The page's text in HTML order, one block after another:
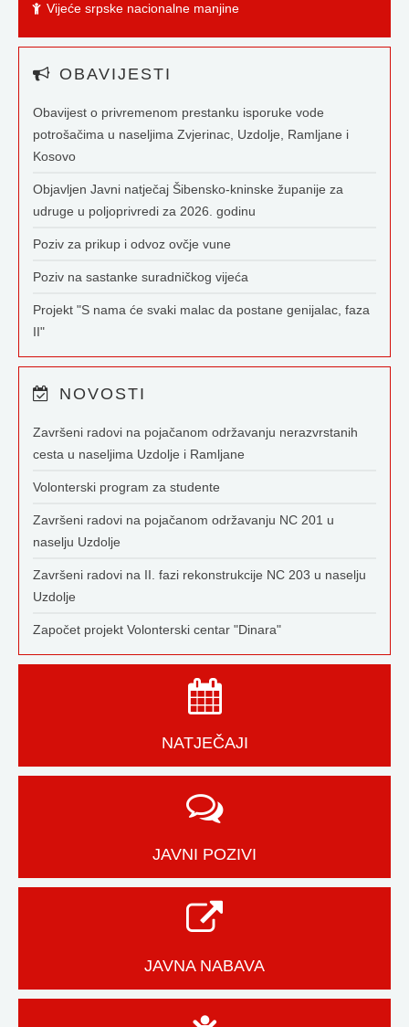
Vijeće srpske nacionalne manjine
OBAVIJESTI
Obavijest o privremenom prestanku isporuke vode
potrošačima u naseljima Zvjerinac, Uzdolje, Ramljane i
Kosovo
Objavljen Javni natječaj Šibensko-kninske županije za
udruge u poljoprivredi za 2026. godinu
Poziv za prikup i odvoz ovčje vune
Poziv na sastanke suradničkog vijeća
Projekt "S nama će svaki malac da postane genijalac, faza
II"
NOVOSTI
Završeni radovi na pojačanom održavanju nerazvrstanih
cesta u naseljima Uzdolje i Ramljane
Volonterski program za studente
Završeni radovi na pojačanom održavanju NC 201 u
naselju Uzdolje
Završeni radovi na II. fazi rekonstrukcije NC 203 u naselju
Uzdolje
Započet projekt Volonterski centar "Dinara"
NATJEČAJI
JAVNI POZIVI
JAVNA NABAVA